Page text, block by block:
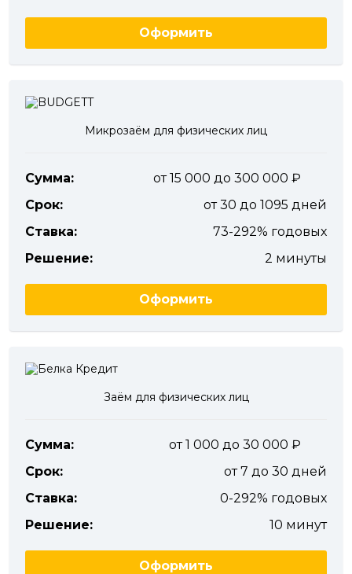
Оформить
Микрозаём для физических лиц
Сумма:
от 15 000 до 300 000
Срок:
от 30 до 1095 дней
Ставка:
73-292% годовых
Решение:
2 минуты
Оформить
Заём для физических лиц
Сумма:
от 1 000 до 30 000
Срок:
от 7 до 30 дней
Ставка:
0-292% годовых
Решение:
10 минут
Оформить